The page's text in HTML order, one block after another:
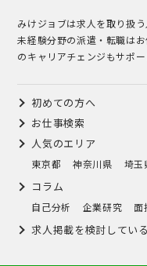
みけジョブは求人を取り扱う
未経験分野の派遣・転職は
のキャリアチェンジもサポー
初めての方へ
お仕事検索
人気のエリア
東京都 神奈川県 埼玉
コラム
自己分析 企業研究 面
求人掲載を検討してい